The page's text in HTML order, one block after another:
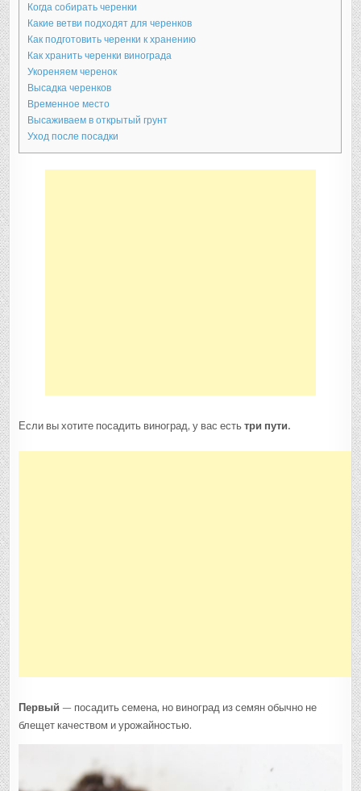
Когда собирать черенки
Какие ветви подходят для черенков
Как подготовить черенки к хранению
Как хранить черенки винограда
Укореняем черенок
Высадка черенков
Временное место
Высаживаем в открытый грунт
Уход после посадки
Если вы хотите посадить виноград, у вас естьтри пути.
Первый — посадить семена, но виноград из семян обычно не
блещет качеством и урожайностью.